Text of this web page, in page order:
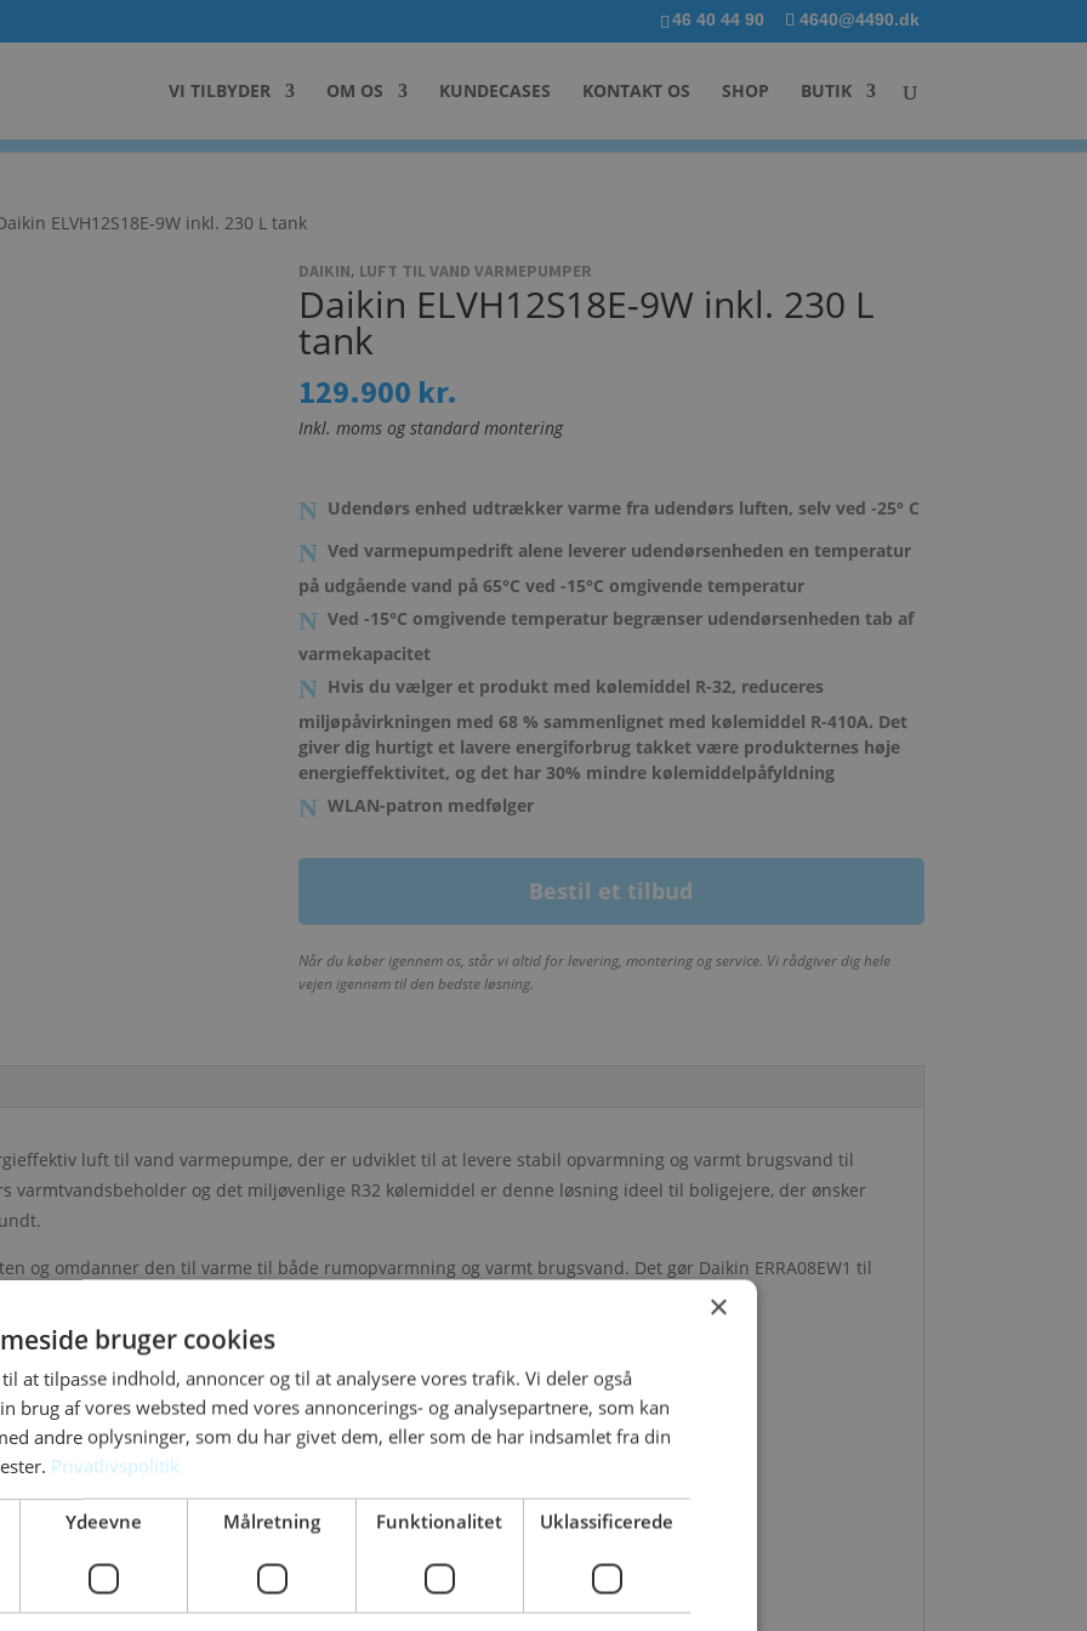
46 40 44 90 4640@4490.dk
VI TILBYDER OM OS KUNDECASES KONTAKT OS SHOP BUTIK
ELVH12S18E-9W inkl. 230 L tank
DAIKIN, LUFT TIL VAND VARMEPUMPER
Daikin ELVH12S18E-9W inkl. 230 L
tank
129.900 kr.
Inkl. moms og standard montering
Udendørs enhed udtrækker varme fra udendørs luften, selv ved -25° C
Ved varmepumpedrift alene leverer udendørsenheden en temperatur
på udgående vand på 65°C ved -15°C omgivende temperatur
Ved -15°C omgivende temperatur begrænser udendørsenheden tab af
varmekapacitet
Hvis du vælger et produkt med kølemiddel R-32, reduceres
miljøpåvirkningen med 68 % sammenlignet med kølemiddel R-410A. Det
giver dig hurtigt et lavere energiforbrug takket være produkternes høje
energieffektivitet, og det har 30% mindre kølemiddelpåfyldning
WLAN-patron medfølger
Bestil et tilbud
Når du køber igennem os, står vi altid for levering, montering og service. Vi rådgiver dig hele
vejen igennem til den bedste løsning.
luft til vand varmepumpe, der er udviklet til at levere stabil opvarmning og varmt brugsvand til
varmtvandsbeholder og det miljøvenlige R32 kølemiddel er denne løsning ideel til boligejere, der ønsker
og omdanner den til varme til både rumopvarmning og varmt brugsvand. Det gør Daikin ERRA08EW1 til
uden at gå på kompromis med driftssikkerhed og komfort.
til vand varmepumpe
varmesystem
×
bruger cookies
at tilpasse indhold, annoncer og til at analysere vores trafik. Vi deler også
brug af vores websted med vores annoncerings- og analysepartnere, som kan
andre oplysninger, som du har givet dem, eller som de har indsamlet fra din
Privatlivspolitik
Ydeevne Målretning Funktionalitet Uklassificerede